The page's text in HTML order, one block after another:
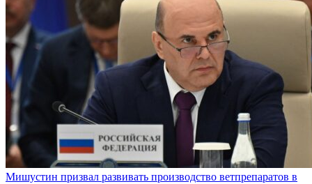
Мишустин призвал развивать производство ветпрепаратов в